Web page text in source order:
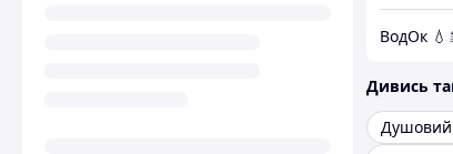
ВодОк
Дивись
Душовий